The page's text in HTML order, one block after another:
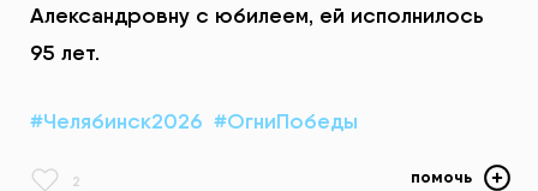
Александровну с юбилеем, ей исполнилось
95 лет.
#Челябинск2026 #ОгниПобеды
2 помочь